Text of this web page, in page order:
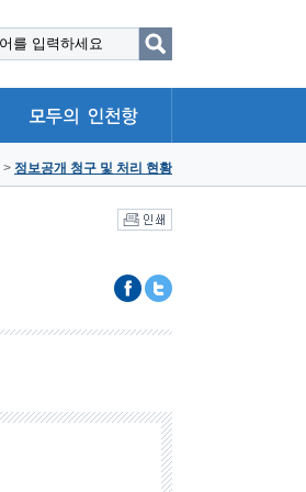
> 정보공개 청구 및 처리 현황